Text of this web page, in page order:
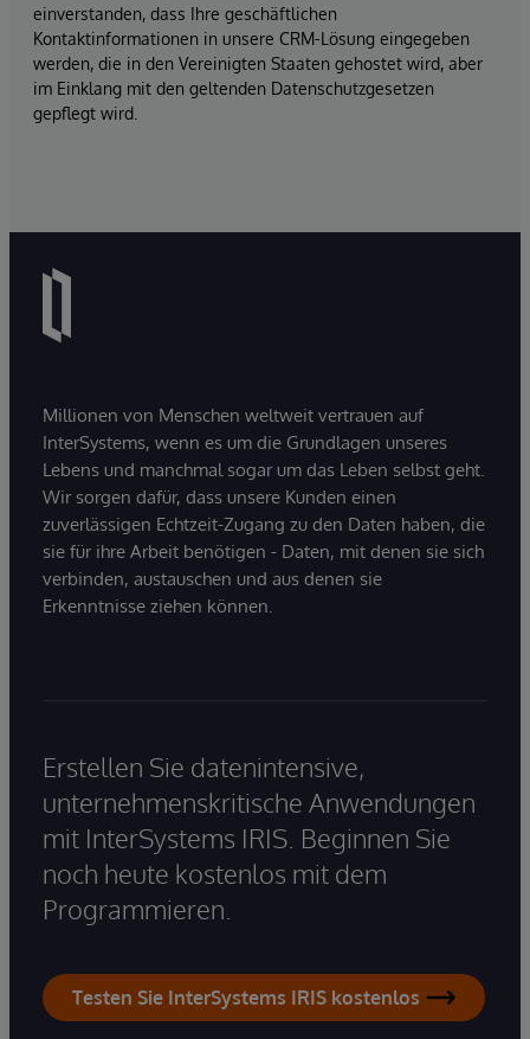
einverstanden, dass Ihre geschäftlichen
Kontaktinformationen in unsere CRM-Lösung eingegeben
werden, die in den Vereinigten Staaten gehostet wird, aber
im Einklang mit den geltenden Datenschutzgesetzen
gepflegt wird.
Millionen von Menschen weltweit vertrauen auf
InterSystems, wenn es um die Grundlagen unseres
Lebens und manchmal sogar um das Leben selbst geht.
Wir sorgen dafür, dass unsere Kunden einen
zuverlässigen Echtzeit-Zugang zu den Daten haben, die
sie für ihre Arbeit benötigen - Daten, mit denen sie sich
verbinden, austauschen und aus denen sie
Erkenntnisse ziehen können.
Erstellen Sie datenintensive,
unternehmenskritische Anwendungen
mit InterSystems IRIS. Beginnen Sie
noch heute kostenlos mit dem
Programmieren.
Testen Sie InterSystems IRIS kostenlos